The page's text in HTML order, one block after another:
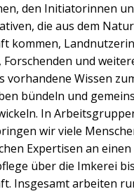
den Initiatorinnen
die aus dem
kommen,
und
vorhandene Wissen
bündeln und
In
wir viele
Expertisen an
über die Imkerei
Insgesamt arbeiten